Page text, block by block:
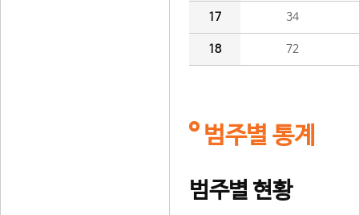
17 34
18 72
범주별 통계
범주별 현황